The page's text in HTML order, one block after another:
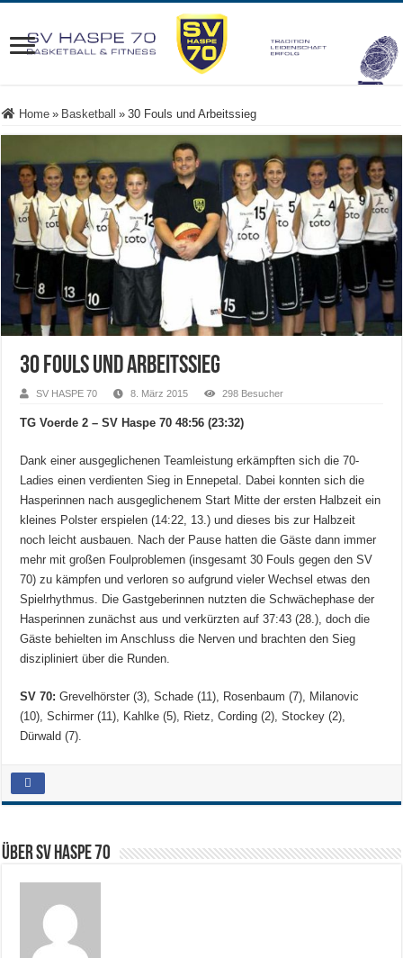
Home » Basketball » 30 Fouls und Arbeitssieg
30 Fouls und Arbeitssieg
SV HASPE 70 8. März 2015 298 Besucher
TG Voerde 2 – SV Haspe 70 48:56 (23:32)
Dank einer ausgeglichenen Teamleistung erkämpften sich die 70-
Ladies einen verdienten Sieg in Ennepetal. Dabei konnten sich die
Hasperinnen nach ausgeglichenem Start Mitte der ersten Halbzeit ein
kleines Polster erspielen (14:22, 13.) und dieses bis zur Halbzeit
noch leicht ausbauen. Nach der Pause hatten die Gäste dann immer
mehr mit großen Foulproblemen (insgesamt 30 Fouls gegen den SV
70) zu kämpfen und verloren so aufgrund vieler Wechsel etwas den
Spielrhythmus. Die Gastgeberinnen nutzten die Schwächephase der
Hasperinnen zunächst aus und verkürzten auf 37:43 (28.), doch die
Gäste behielten im Anschluss die Nerven und brachten den Sieg
diszipliniert über die Runden.
SV 70:Grevelhörster (3), Schade (11), Rosenbaum (7), Milanovic
(10), Schirmer (11), Kahlke (5), Rietz, Cording (2), Stockey (2),
Dürwald (7).
Über SV HASPE 70